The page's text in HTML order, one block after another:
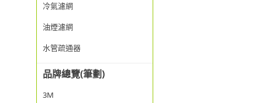
冷氣濾網
油煙濾網
水管疏通器
品牌總覽(筆劃)
3M